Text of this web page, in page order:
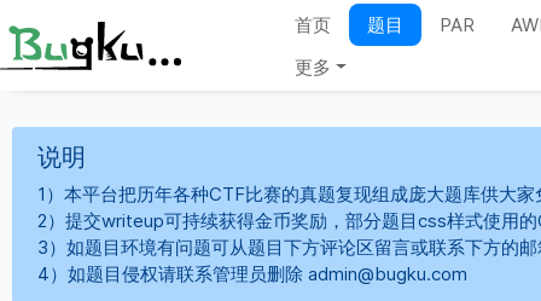
首页 题目 PAR
更多
说明
1）本平台把历年各种CTF比赛的真题复现组成庞大题库供大
2）提交writeup可持续获得金币奖励，部分题目css样式使用
3）如题目环境有问题可从题目下方评论区留言或联系下方的
4）如题目侵权请联系管理员删除 admin@bugku.com